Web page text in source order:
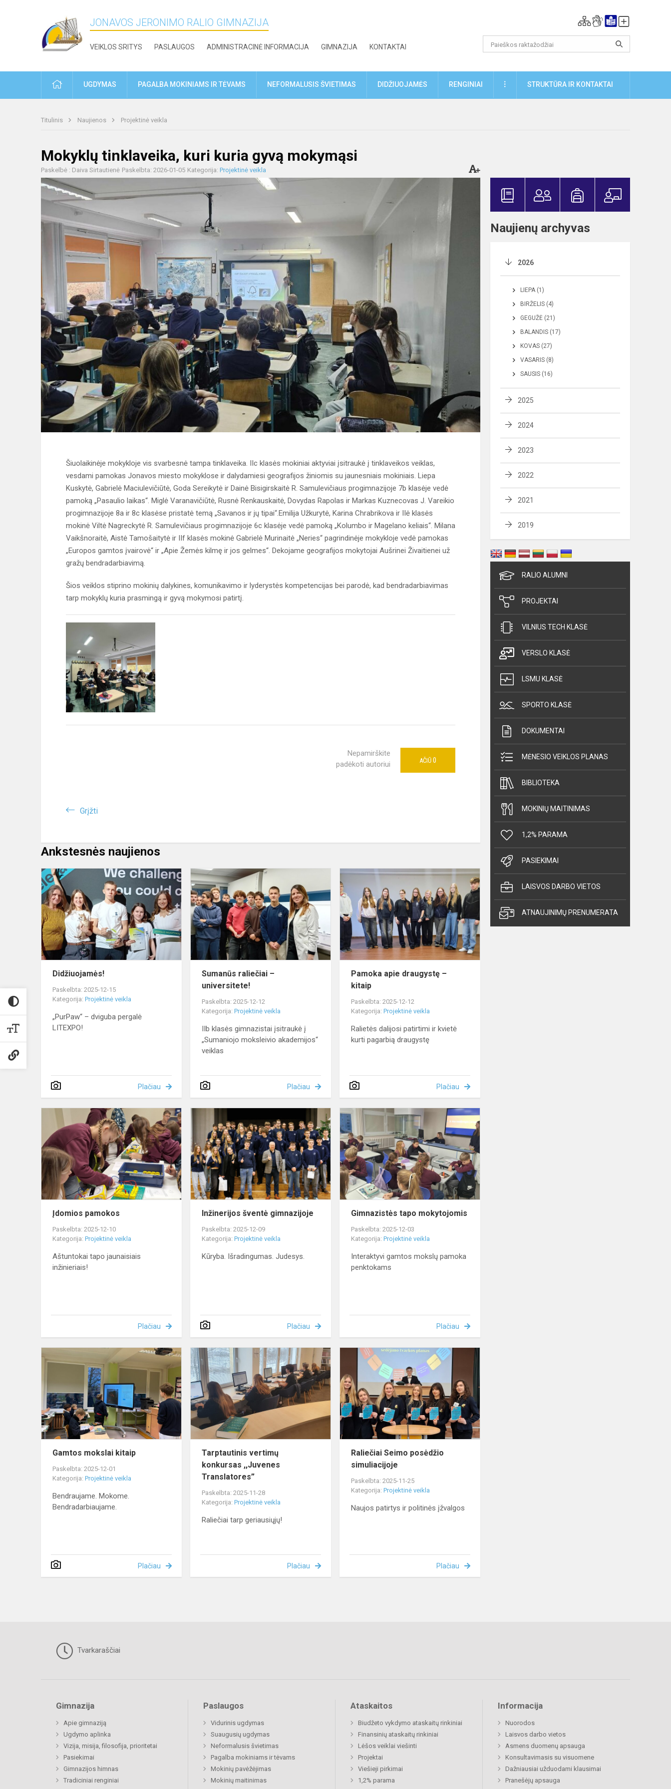
JONAVOS JERONIMO RALIO GIMNAZIJA
VEIKLOS SRITYS PASLAUGOS ADMINISTRACINĖ INFORMACIJA GIMNAZIJA KONTAKTAI
PRADŽIAUGDYMAS PAGALBA MOKINIAMS IR TĖVAMS NEFORMALUSIS ŠVIETIMAS DIDŽIUOJAMĖS RENGINIAI DAUGIAUSTRUKTŪRA IR KONTAKTAI
Titulinis Naujienos Projektinė veikla
Mokyklų tinklaveika, kuri kuria gyvą mokymąsi
Paskelbė : Daiva Sirtautienė Paskelbta: 2026-01-05 Kategorija: Projektinė veikla
Šiuolaikinėje mokykloje vis svarbesnė tampa tinklaveika. IIc klasės mokiniai aktyviai įsitraukė į tinklaveikos veiklas,
vesdami pamokas Jonavos miesto mokyklose ir dalydamiesi geografijos žiniomis su jaunesniais mokiniais. Liepa
Kuskytė, Gabrielė Maciulevičiūtė, Goda Sereikytė ir Dainė Bisigirskaitė R. Samulevičiaus progimnazijoje 7b klasėje vedė
pamoką „Pasaulio laikas“. Miglė Varanavičiūtė, Rusnė Renkauskaitė, Dovydas Rapolas ir Markas Kuznecovas J. Vareikio
progimnazijoje 8a ir 8c klasėse pristatė temą „Savanos ir jų tipai“.Emilija Užkurytė, Karina Chrabrikova ir IIė klasės
mokinė Viltė Nagreckytė R. Samulevičiaus progimnazijoje 6c klasėje vedė pamoką „Kolumbo ir Magelano keliais“. Milana
Vaikšnoraitė, Aistė Tamošaitytė ir IIf klasės mokinė Gabrielė Murinaitė „Neries“ pagrindinėje mokykloje vedė pamokas
„Europos gamtos įvairovė“ ir „Apie Žemės kilmę ir jos gelmes“. Dekojame geografijos mokytojai Aušrinei Živaitienei už
gražų bendradarbiavimą.
Šios veiklos stiprino mokinių dalykines, komunikavimo ir lyderystės kompetencijas bei parodė, kad bendradarbiavimas
tarp mokyklų kuria prasmingą ir gyvą mokymosi patirtį.
Nepamirškite
padėkoti autoriui
AČIŪ 0
Grįžti
Ankstesnės naujienos
Didžiuojamės!
Didžiuojamės!
Paskelbta: 2025-12-15
Kategorija: Projektinė veikla
„PurPaw“ – dviguba pergalė
LITEXPO!
Plačiau
Sumanūs
raliečiai
–
universitete!
Sumanūs raliečiai –
universitete!
Paskelbta: 2025-12-12
Kategorija:Projektinė veikla
IIb klasės gimnazistai įsitraukė į
„Sumaniojo moksleivio akademijos“
veiklas
Plačiau
Pamoka
apie
draugystę
kitaip
Pamoka apie draugystę –
kitaip
Paskelbta: 2025-12-12
Kategorija:Projektinė veikla
Ralietės dalijosi patirtimi ir kvietė
kurti pagarbią draugystę
Plačiau
Įdomios
pamokos
Įdomios pamokos
Paskelbta: 2025-12-10
Kategorija: Projektinė veikla
Aštuntokai tapo jaunaisiais
inžinieriais!
Plačiau
Inžinerijos
šventė
gimnazijoje
Inžinerijos šventė gimnazijoje
Paskelbta: 2025-12-09
Kategorija:Projektinė veikla
Kūryba. Išradingumas. Judesys.
Plačiau
Gimnazistės
tapo
mokytojomis
Gimnazistės tapo mokytojomis
Paskelbta: 2025-12-03
Kategorija:Projektinė veikla
Interaktyvi gamtos mokslų pamoka
penktokams
Plačiau
Gamtos
mokslai
kitaip
Gamtos mokslai kitaip
Paskelbta: 2025-12-01
Kategorija: Projektinė veikla
Bendraujame. Mokome.
Bendradarbiaujame.
Plačiau
Tarptautinis
vertimų
konkursas
,,Juvenes
Translatores”
Tarptautinis vertimų
konkursas ,,Juvenes
Translatores”
Paskelbta: 2025-11-28
Kategorija:Projektinė veikla
Raliečiai tarp geriausiųjų!
Plačiau
simuliacijoje
Raliečiai Seimo posėdžio
simuliacijoje
Paskelbta: 2025-11-25
Kategorija:Projektinė veikla
Naujos patirtys ir politinės įžvalgos
Plačiau
Naujienų archyvas
2026
LIEPA (1)
BIRŽELIS (4)
GEGUŽĖ (21)
BALANDIS (17)
KOVAS (27)
VASARIS (8)
SAUSIS (16)
2025
2024
2023
2022
2021
2019
RALIO ALUMNI
PROJEKTAI
VILNIUS TECH KLASĖ
VERSLO KLASĖ
LSMU KLASĖ
SPORTO KLASĖ
DOKUMENTAI
MĖNESIO VEIKLOS PLANAS
BIBLIOTEKA
MOKINIŲ MAITINIMAS
1,2% PARAMA
PASIEKIMAI
LAISVOS DARBO VIETOS
ATNAUJINIMŲ PRENUMERATA
Tvarkaraščiai
Gimnazija
Apie gimnaziją
Ugdymo aplinka
Vizija, misija, filosofija, prioritetai
Pasiekimai
Gimnazijos himnas
Tradiciniai renginiai
Paslaugos
Vidurinis ugdymas
Suaugusių ugdymas
Neformalusis švietimas
Pagalba mokiniams ir tėvams
Mokinių pavėžėjimas
Mokinių maitinimas
Ataskaitos
Biudžeto vykdymo ataskaitų rinkiniai
Finansinių ataskaitų rinkiniai
Lėšos veiklai viešinti
Projektai
Viešieji pirkimai
1,2% parama
Informacija
Nuorodos
Laisvos darbo vietos
Asmens duomenų apsauga
Konsultavimasis su visuomene
Dažniausiai užduodami klausimai
Pranešėjų apsauga